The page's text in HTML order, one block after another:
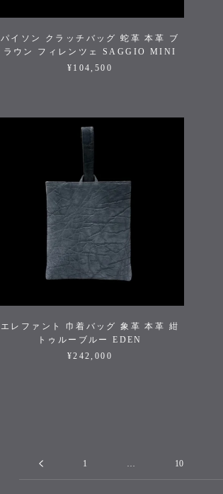
パイソン クラッチバッグ 蛇革 本革 ブ
ラウン フィレンツェ SAGGIO MINI
¥104,500
エレファント 巾着バッグ 象革 本革 紺
トゥルーブルー EDEN
¥242,000
1 … 10